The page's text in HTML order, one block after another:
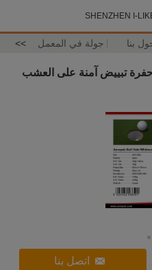
SHENZHEN I-
بنا جولة في المعمل >>
حفرة تبييض آمنة على العشب
اتصل بنا